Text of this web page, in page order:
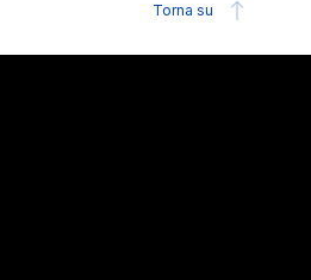
Torna su